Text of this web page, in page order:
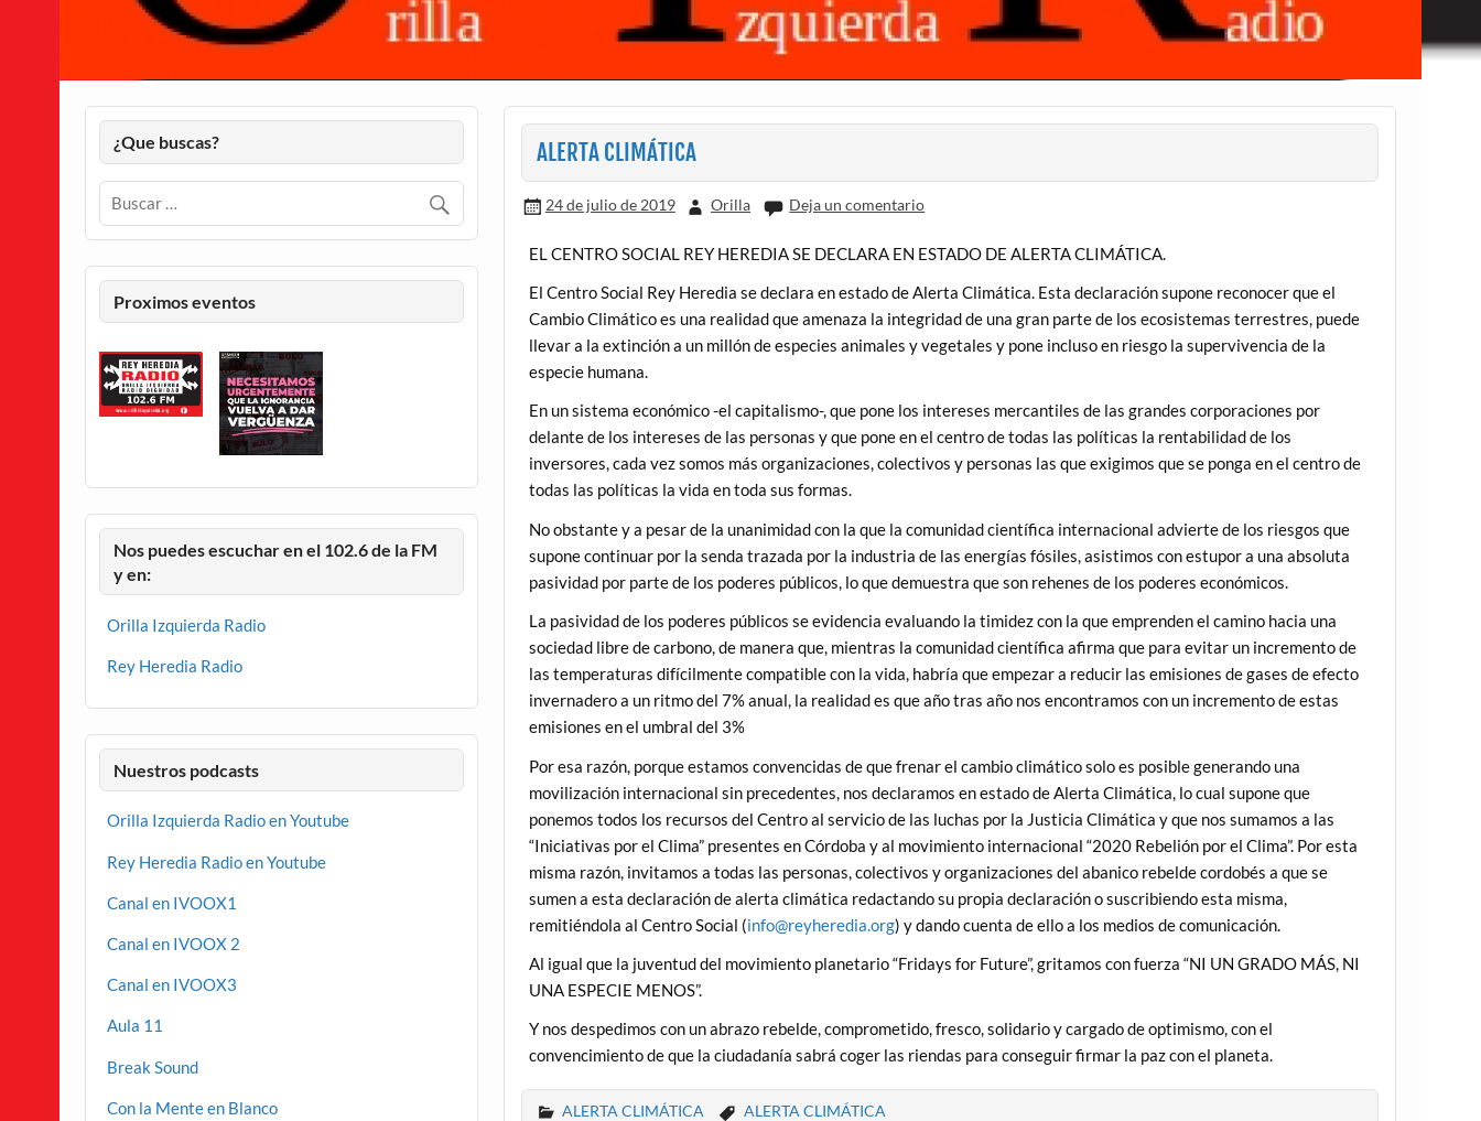
ALERTA CLIMÁTICA
24 de julio de 2019 Orilla Deja un comentario
EL CENTRO SOCIAL REY HEREDIA SE DECLARA EN ESTADO DE ALERTA CLIMÁTICA.
El Centro Social Rey Heredia se declara en estado de Alerta Climática. Esta declaración supone reconocer que el
Cambio Climático es una realidad que amenaza la integridad de una gran parte de los ecosistemas terrestres, puede
llevar a la extinción a un millón de especies animales y vegetales y pone incluso en riesgo la supervivencia de la
especie humana.
En un sistema económico -el capitalismo-, que pone los intereses mercantiles de las grandes corporaciones por
delante de los intereses de las personas y que pone en el centro de todas las políticas la rentabilidad de los
inversores, cada vez somos más organizaciones, colectivos y personas las que exigimos que se ponga en el centro de
todas las políticas la vida en toda sus formas.
No obstante y a pesar de la unanimidad con la que la comunidad científica internacional advierte de los riesgos que
supone continuar por la senda trazada por la industria de las energías fósiles, asistimos con estupor a una absoluta
pasividad por parte de los poderes públicos, lo que demuestra que son rehenes de los poderes económicos.
La pasividad de los poderes públicos se evidencia evaluando la timidez con la que emprenden el camino hacia una
sociedad libre de carbono, de manera que, mientras la comunidad científica afirma que para evitar un incremento de
las temperaturas difícilmente compatible con la vida, habría que empezar a reducir las emisiones de gases de efecto
invernadero a un ritmo del 7% anual, la realidad es que año tras año nos encontramos con un incremento de estas
emisiones en el umbral del 3%
Por esa razón, porque estamos convencidas de que frenar el cambio climático solo es posible generando una
movilización internacional sin precedentes, nos declaramos en estado de Alerta Climática, lo cual supone que
ponemos todos los recursos del Centro al servicio de las luchas por la Justicia Climática y que nos sumamos a las
“Iniciativas por el Clima” presentes en Córdoba y al movimiento internacional “2020 Rebelión por el Clima”. Por esta
misma razón, invitamos a todas las personas, colectivos y organizaciones del abanico rebelde cordobés a que se
sumen a esta declaración de alerta climática redactando su propia declaración o suscribiendo esta misma,
remitiéndola al Centro Social (info@reyheredia.org) y dando cuenta de ello a los medios de comunicación.
Al igual que la juventud del movimiento planetario “Fridays for Future”, gritamos con fuerza “NI UN GRADO MÁS, NI
UNA ESPECIE MENOS”.
Y nos despedimos con un abrazo rebelde, comprometido, fresco, solidario y cargado de optimismo, con el
convencimiento de que la ciudadanía sabrá coger las riendas para conseguir firmar la paz con el planeta.
ALERTA CLIMÁTICA ALERTA CLIMÁTICA
¿Que buscas?
Proximos eventos
Nos puedes escuchar en el 102.6 de la FM
y en:
Orilla Izquierda Radio
Rey Heredia Radio
Nuestros podcasts
Orilla Izquierda Radio en Youtube
Rey Heredia Radio en Youtube
Canal en IVOOX1
Canal en IVOOX 2
Canal en IVOOX3
Aula 11
Break Sound
Con la Mente en Blanco